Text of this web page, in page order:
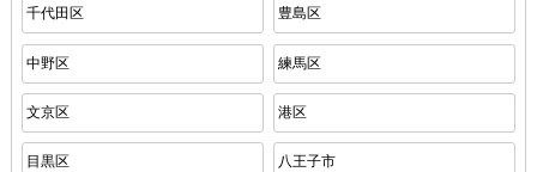
千代田区 豊島区
中野区 練馬区
文京区 港区
目黒区 八王子市